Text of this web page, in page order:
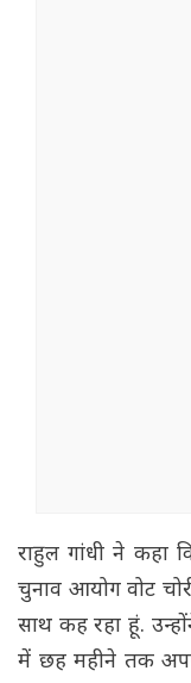
राहुल गांधी ने कहा
चुनाव आयोग वोट
साथ कह रहा हूं.
में छह महीने तक